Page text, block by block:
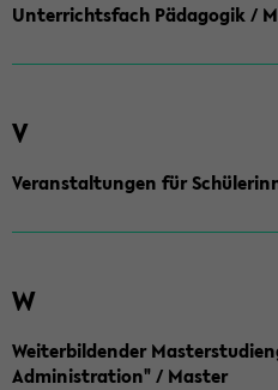
Unterrichtsfach Pädagogik /
V
Veranstaltungen für
W
Weiterbildender
Administration" / Master